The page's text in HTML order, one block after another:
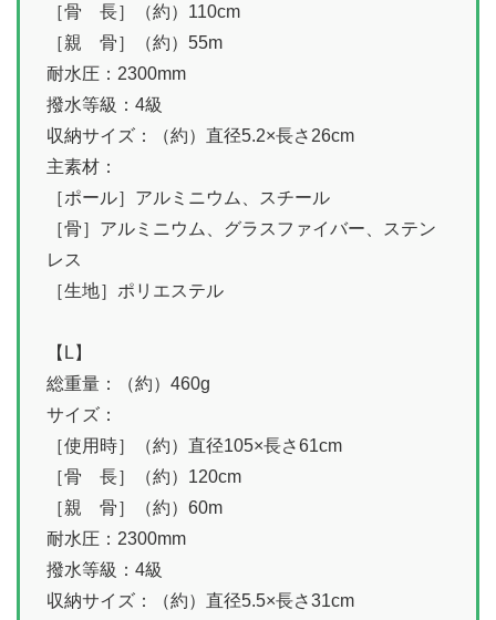
［骨 長］（約）110cm
［親 骨］（約）55m
耐水圧：2300mm
撥水等級：4級
収納サイズ：（約）直径5.2×長さ26cm
主素材：
［ポール］アルミニウム、スチール
［骨］アルミニウム、グラスファイバー、ステン
レス
［生地］ポリエステル
【L】
総重量：（約）460g
サイズ：
［使用時］（約）直径105×長さ61cm
［骨 長］（約）120cm
［親 骨］（約）60m
耐水圧：2300mm
撥水等級：4級
収納サイズ：（約）直径5.5×長さ31cm